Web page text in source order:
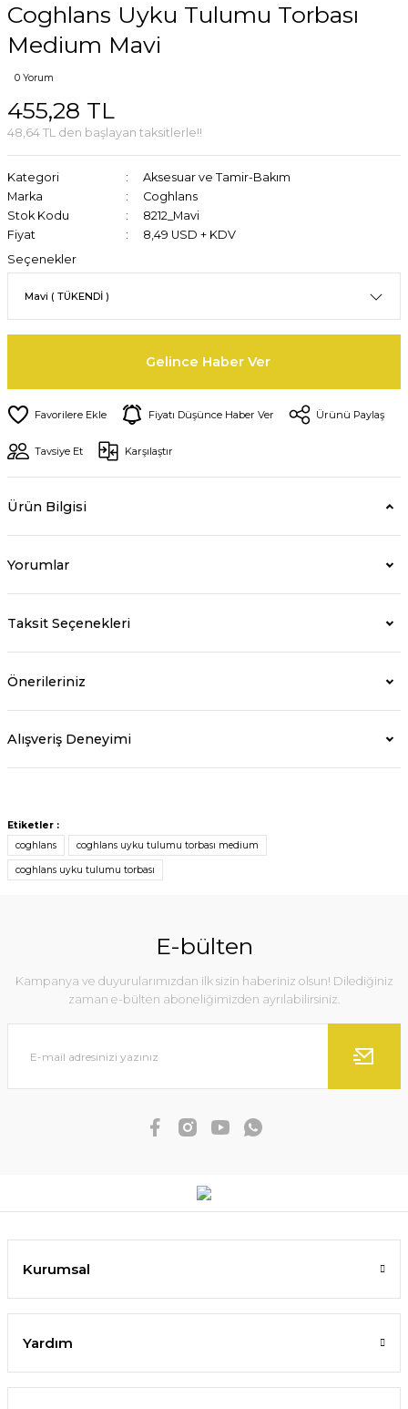
Coghlans Uyku Tulumu Torbası
Medium Mavi
0 Yorum
455,28 TL
48,64 TL den başlayan taksitlerle!!
Kategori
Aksesuar ve Tamir-Bakım
Marka
Coghlans
Stok Kodu
8212_Mavi
Fiyat
8,49 USD + KDV
Seçenekler
Gelince Haber Ver
Fiyatı Düşünce Haber Ver Ürünü Paylaş
Tavsiye Et Karşılaştır
Ürün Bilgisi
Yorumlar
Taksit Seçenekleri
Önerileriniz
Alışveriş Deneyimi
Etiketler :
coghlans
coghlans uyku tulumu torbası medium
coghlans uyku tulumu torbası
E-bülten
Kampanya ve duyurularımızdan ilk sizin haberiniz olsun! Dilediğiniz
zaman e-bülten aboneliğimizden ayrılabilirsiniz.
Kurumsal
Yardım